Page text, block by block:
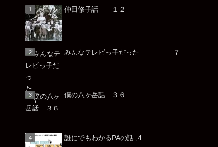
仲田修子話 １２
みんなテレビっ子だった ７
僕の八ヶ岳話 ３６
誰にでもわかるPAの話 ,4